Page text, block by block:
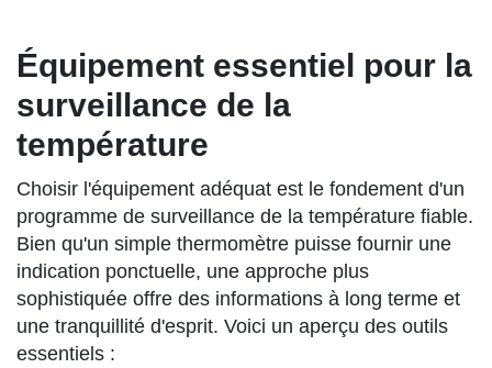
Équipement essentiel pour la
surveillance de la
température
Choisir l'équipement adéquat est le fondement d'un
programme de surveillance de la température fiable.
Bien qu'un simple thermomètre puisse fournir une
indication ponctuelle, une approche plus
sophistiquée offre des informations à long terme et
une tranquillité d'esprit. Voici un aperçu des outils
essentiels :